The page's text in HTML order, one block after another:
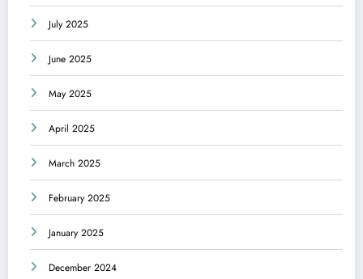
July 2025
June 2025
May 2025
April 2025
March 2025
February 2025
January 2025
December 2024